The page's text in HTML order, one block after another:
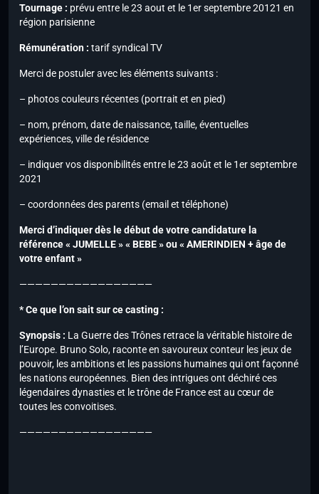
Tournage : prévu entre le 23 aout et le 1er septembre 20121 en
région parisienne
Rémunération : tarif syndical TV
Merci de postuler avec les éléments suivants :
– photos couleurs récentes (portrait et en pied)
– nom, prénom, date de naissance, taille, éventuelles
expériences, ville de résidence
– indiquer vos disponibilités entre le 23 août et le 1er septembre
2021
– coordonnées des parents (email et téléphone)
Merci d’indiquer dès le début de votre candidature la
référence « JUMELLE » « BEBE » ou « AMERINDIEN + âge de
votre enfant »
—————————————————
* Ce que l’on sait sur ce casting :
Synopsis : La Guerre des Trônes retrace la véritable histoire de
l’Europe. Bruno Solo, raconte en savoureux conteur les jeux de
pouvoir, les ambitions et les passions humaines qui ont façonné
les nations européennes. Bien des intrigues ont déchiré ces
légendaires dynasties et le trône de France est au cœur de
toutes les convoitises.
—————————————————